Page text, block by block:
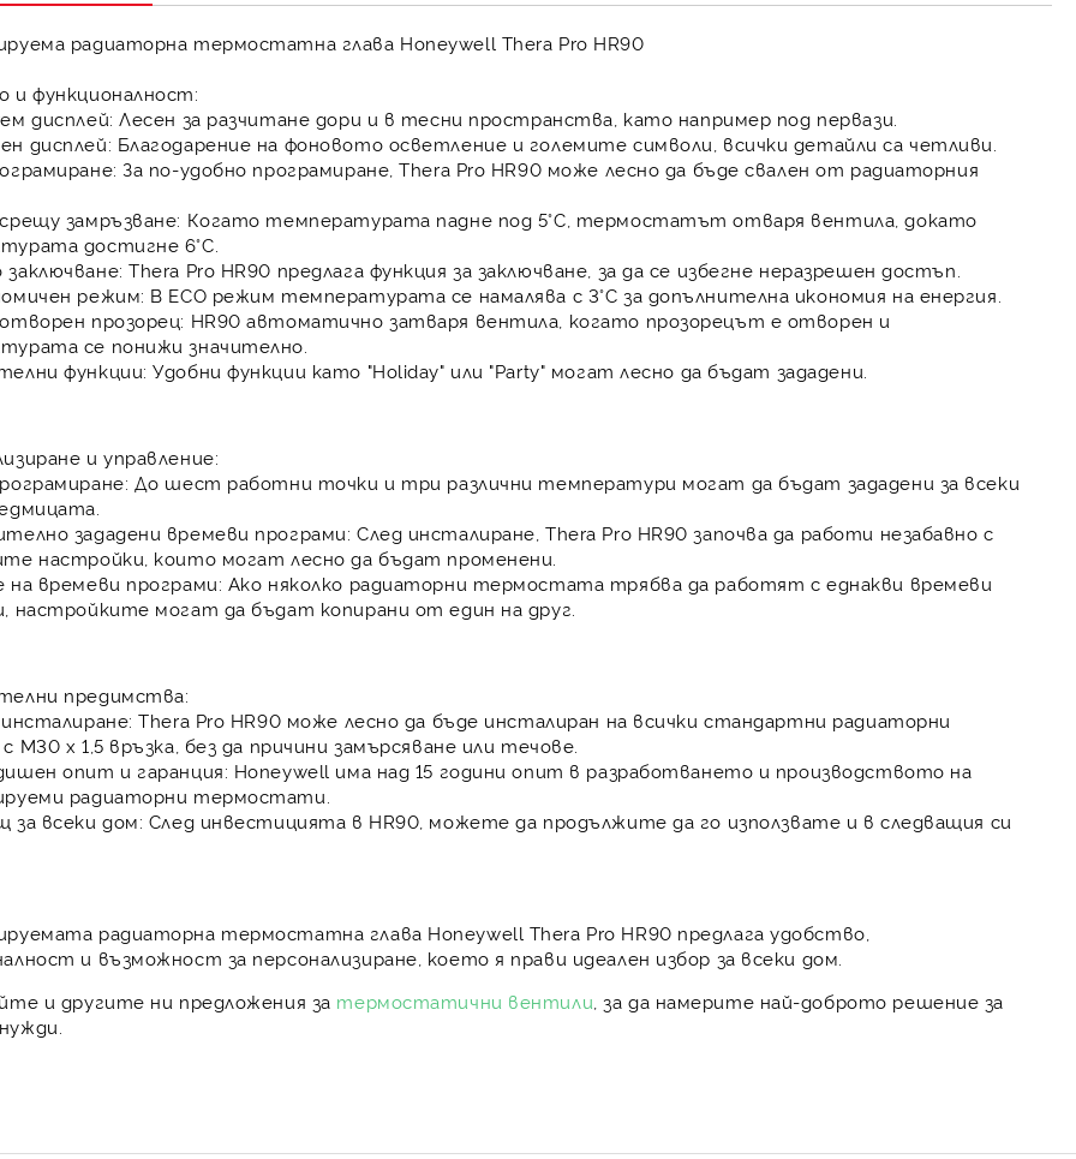
радиаторна термостатна глава Honeywell Thera Pro HR90
и функционалност:
дисплей: Лесен за разчитане дори и в тесни пространства, като например под первази.
дисплей: Благодарение на фоновото осветление и големите символи, всички детайли са четливи.
За по-удобно програмиране,Thera Pro HR90 може лесно да бъде свален от радиаторния
замръзване: Когато температурата падне под 5°C, термостатът отваря вентила, докато
достигне 6°C.
Thera Pro HR90 предлага функция за заключване, за да се избегне неразрешен достъп.
режим: В ECO режим температурата се намалява с 3°C за допълнителна икономия на енергия.
прозорец: HR90 автоматично затваря вентила, когато прозорецът е отворен и
се понижи значително.
функции: Удобни функции като "Holiday" или "Party" могат лесно да бъдат зададени.
и управление:
До шест работни точки и три различни температури могат да бъдат зададени за всеки
зададени времеви програми: След инсталиране,Thera Pro HR90 започва да работи незабавно с
настройки, които могат лесно да бъдат променени.
на времеви програми: Ако няколко радиаторни термостата трябва да работят с еднакви времеви
настройките могат да бъдат копирани от един на друг.
предимства:
Thera Pro HR90 може лесно да бъде инсталиран на всички стандартни радиаторни
M30 х 1,5 връзка, без да причини замърсяване или течове.
опит и гаранция: Honeywell има над 15 години опит в разработването и производството на
радиаторни термостати.
за всеки дом: След инвестицията в HR90 , можете да продължите да го използвате и в следващия си
радиаторна термостатна глава Honeywell Thera Pro HR90 предлага удобство,
и възможност за персонализиране, което я прави идеален избор за всеки дом.
и другите ни предложения за термостатични вентили , за да намерите най-доброто решение за